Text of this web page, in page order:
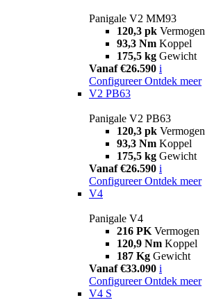
Panigale V2 MM93
120,3 pk Vermogen
93,3 Nm Koppel
175,5 kg Gewicht
Vanaf €26.590 i
Configureer Ontdek meer
V2 PB63
Panigale V2 PB63
120,3 pk Vermogen
93,3 Nm Koppel
175,5 kg Gewicht
Vanaf €26.590 i
Configureer Ontdek meer
V4
Panigale V4
216 PK Vermogen
120,9 Nm Koppel
187 Kg Gewicht
Vanaf €33.090 i
Configureer Ontdek meer
V4 S